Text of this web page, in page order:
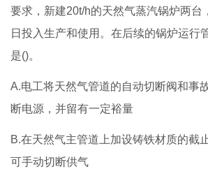
要求，新建20t/h的天然气蒸汽锅炉两台
日投入生产和使用。在后续的锅炉运行
是()。
A.电工将天然气管道的自动切断阀和事
断电源，并留有一定裕量
B.在天然气主管道上加设铸铁材质的截
可手动切断供气